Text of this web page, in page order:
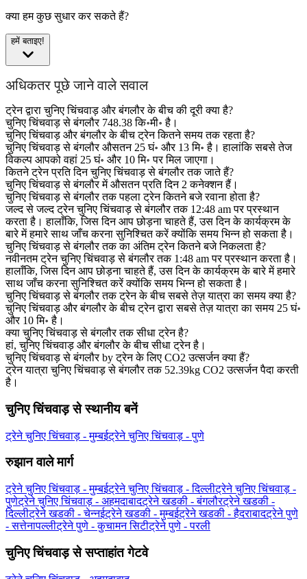
क्या हम कुछ सुधार कर सकते हैं?
हमें बताइए!
अधिकतर पूछे जाने वाले सवाल
ट्रेन द्वारा चुनिए चिंचवाड़ और बंगलौर के बीच की दूरी क्या है?
चुनिए चिंचवाड़ से बंगलौर 748.38 कि॰मी॰ है।
चुनिए चिंचवाड़ और बंगलौर के बीच ट्रेन कितने समय तक रहता है?
चुनिए चिंचवाड़ से बंगलौर औसतन 25 घं॰ और 13 मि॰ है। हालांकि सबसे तेज
विकल्प आपको वहां 25 घं॰ और 10 मि॰ पर मिल जाएगा।
कितने ट्रेन प्रति दिन चुनिए चिंचवाड़ से बंगलौर तक जाते हैं?
चुनिए चिंचवाड़ से बंगलौर में औसतन प्रति दिन 2 कनेक्शन हैं।
चुनिए चिंचवाड़ से बंगलौर तक पहला ट्रेन कितने बजे रवाना होता है?
जल्द से जल्द ट्रेन चुनिए चिंचवाड़ से बंगलौर तक 12:48 am पर प्रस्थान
करता है। हालाँकि, जिस दिन आप छोड़ना चाहते हैं, उस दिन के कार्यक्रम के
बारे में हमारे साथ जाँच करना सुनिश्चित करें क्योंकि समय भिन्न हो सकता है।
चुनिए चिंचवाड़ से बंगलौर तक का अंतिम ट्रेन कितने बजे निकलता है?
नवीनतम ट्रेन चुनिए चिंचवाड़ से बंगलौर तक 1:48 am पर प्रस्थान करता है।
हालाँकि, जिस दिन आप छोड़ना चाहते हैं, उस दिन के कार्यक्रम के बारे में हमारे
साथ जाँच करना सुनिश्चित करें क्योंकि समय भिन्न हो सकता है।
चुनिए चिंचवाड़ से बंगलौर तक ट्रेन के बीच सबसे तेज़ यात्रा का समय क्या है?
चुनिए चिंचवाड़ और बंगलौर के बीच ट्रेन द्वारा सबसे तेज़ यात्रा का समय 25 घं॰
और 10 मि॰ है।
क्या चुनिए चिंचवाड़ से बंगलौर तक सीधा ट्रेन है?
हां, चुनिए चिंचवाड़ और बंगलौर के बीच सीधा ट्रेन है।
चुनिए चिंचवाड़ से बंगलौर by ट्रेन के लिए CO2 उत्सर्जन क्या हैं?
ट्रेन यात्रा चुनिए चिंचवाड़ से बंगलौर तक 52.39kg CO2 उत्सर्जन पैदा करती
है।
चुनिए चिंचवाड़ से स्थानीय बनें
ट्रेने चुनिए चिंचवाड़ - मुम्बईट्रेने चुनिए चिंचवाड़ - पुणे
रुझान वाले मार्ग
ट्रेने चुनिए चिंचवाड़ - मुम्बईट्रेने चुनिए चिंचवाड़ - दिल्लीट्रेने चुनिए चिंचवाड़ -
पुणेट्रेने चुनिए चिंचवाड़ - अहमदाबादट्रेने खडकी - बंगलौरट्रेने खडकी -
दिल्लीट्रेने खडकी - चेन्नईट्रेने खडकी - मुम्बईट्रेने खडकी - हैदराबादट्रेने पुणे
- सत्तेनापल्लीट्रेने पुणे - कुचामन सिटीट्रेने पुणे - परली
चुनिए चिंचवाड़ से सप्ताहांत गेटवे